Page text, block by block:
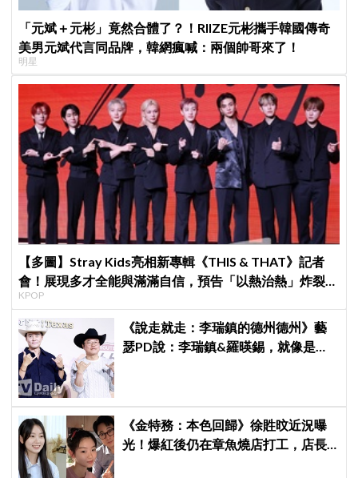
「元斌＋元彬」竟然合體了？！RIIZE元彬攜手韓國傳奇
美男元斌代言同品牌，韓網瘋喊：兩個帥哥來了！
明星
【多圖】Stray Kids亮相新專輯《THIS & THAT》記者
會！展現多才全能與滿滿自信，預告「以熱治熱」炸裂夏
日音樂圈
KPOP
《說走就走：李瑞鎮的德州德州》藝
瑟PD說：李瑞鎮&羅暎錫，就像是浪
《金特務：本色回歸》徐貹旼近況曝
光！爆紅後仍在章魚燒店打工，店長